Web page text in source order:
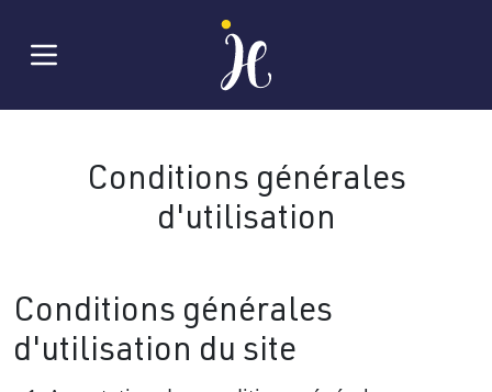
Conditions générales
d'utilisation
Conditions générales
d'utilisation du site